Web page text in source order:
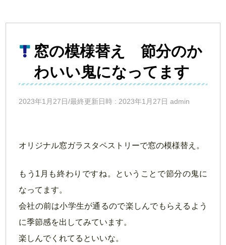
窓の模様替え 節分のか
わいい鬼になってます
2023年1月27日/最終更新日時 : 2023年1月27日 admin
オリジナル窓ガラスタペストリーで窓の模様替え。
もう1月も終わりですね。ということで節分の鬼に
なってます。
会社の前は小学生が通るので楽しんでもらえるよう
に季節感を出してみています。
楽しんでくれてるといいな。